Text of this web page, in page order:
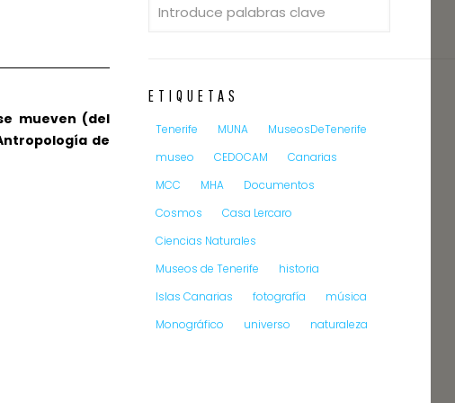
mueven (del
de
ETIQUETAS
Tenerife MUNA
MuseosDeTenerife
museo
CEDOCAM
Canarias
MCC
MHA
Documentos
Cosmos
Casa Lercaro
Ciencias Naturales
Museos de Tenerife
historia
Islas Canarias
fotografía
música
Monográfico
universo naturaleza